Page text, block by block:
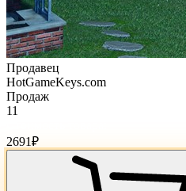
Продавец
HotGameKeys.com
Продаж
11
2691₽